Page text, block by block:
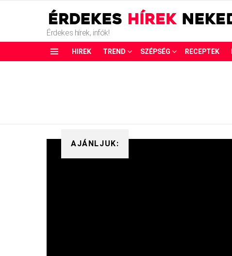
Érdekes hírek, infók!
HIREK TREND SZÉPSÉG RECEPTEK
AJÁNLJUK: